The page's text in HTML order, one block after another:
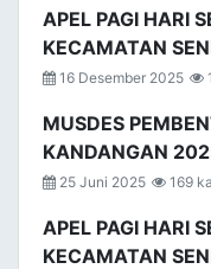
APEL PAGI HARI
KECAMATAN
16 Desember 2025
MUSDES
KANDANGAN
25 Juni 2025 169
APEL PAGI HARI
KECAMATAN